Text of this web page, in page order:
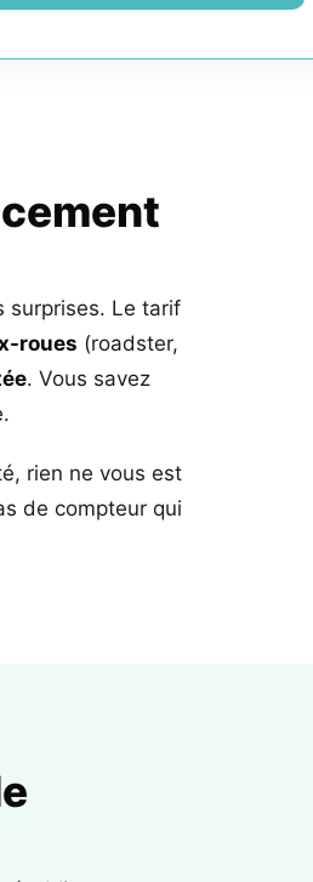
surprises. Le tarif
roues (roadster,
. Vous savez
rien ne vous est
de compteur qui